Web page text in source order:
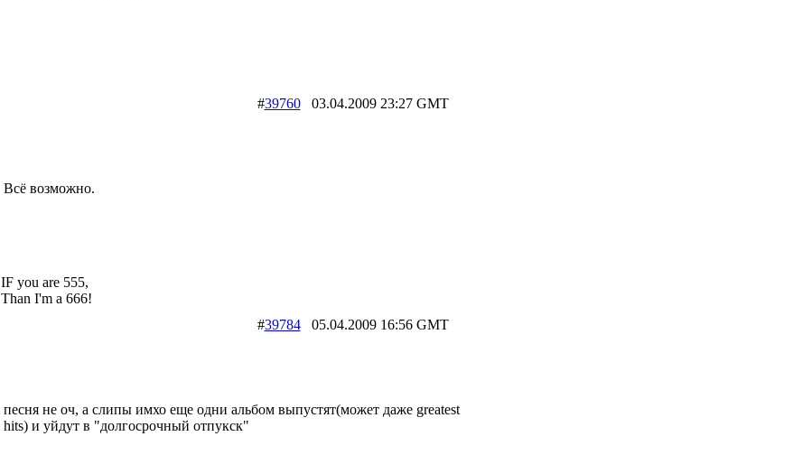
#3976003.04.2009 23:27 GMT
Всё возможно.
IF you are 555,
Than I'm a 666!
#3978405.04.2009 16:56 GMT
песня не оч, а слипы имхо еще одни альбом выпустят(может даже greatest
hits) и уйдут в "долгосрочный отпукск"